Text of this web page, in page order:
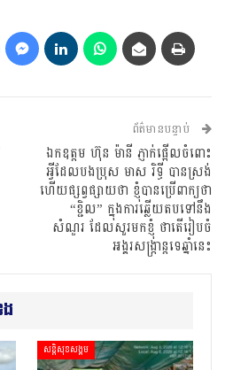
ព័ត៌មានបន្ទាប់
ឯកឧត្តម ហ៊ុន ម៉ានី ភ្ញាក់ផ្អើលចំពោះ
អ្វីដែលបងប្រុស មាស រិទ្ធី បានស្រង់
ហើយផ្សព្វផ្សាយថា ខ្ញុំបានប្រើពាក្យថា
“ខ្ជិល” ក្នុងការឆ្លើយតបទៅនឹង
សំណួរ ដែលសួរមកខ្ញុំ ថាតើរៀបចំ
អង្គរសង្ក្រាន្តទេឆ្នាំនេះ
សន្តិសុខសង្គម